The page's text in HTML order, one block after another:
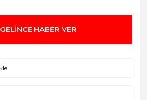
GELİNCE HABER VER